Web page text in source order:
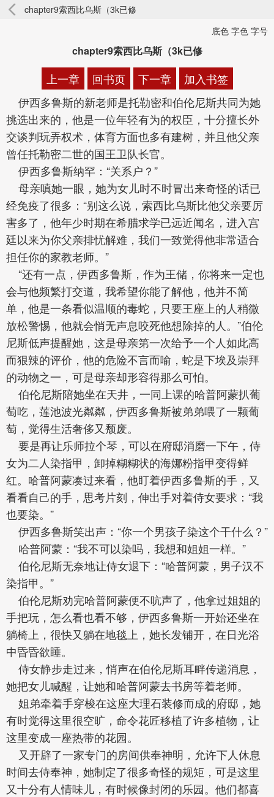
chapter9索西比乌斯（3k已修
底色 字色 字号
chapter9索西比乌斯（3k已修
上一章 回书页 下一章
加入书签
伊西多鲁斯的新老师是托勒密和伯伦尼斯共同为她
挑选出来的，他是一位年轻有为的权臣，十分擅长外
交谈判玩弄权术，体育方面也多有建树，并且他父亲
曾任托勒密二世的国王卫队长官。
伊西多鲁斯纳罕：“关系户？”
母亲嗔她一眼，她为女儿时不时冒出来奇怪的话已
经免疫了很多：“别这么说，索西比乌斯比他父亲要厉
害多了，他年少时期在希腊求学已远近闻名，进入宫
廷以来为你父亲排忧解难，我们一致觉得他非常适合
担任你的家教老师。”
“还有一点，伊西多鲁斯，作为王储，你将来一定也
会与他频繁打交道，我希望你能了解他，他并不简
单，他是一条看似温顺的毒蛇，只要王座上的人稍微
放松警惕，他就会悄无声息咬死他想除掉的人。”伯伦
尼斯低声提醒她，这是母亲第一次给予一个人如此高
而狠辣的评价，他的危险不言而喻，蛇是下埃及崇拜
的动物之一，可是母亲却形容得那么可怕。
伯伦尼斯陪她坐在天井，一同上课的哈普阿蒙扒葡
萄吃，莲池波光粼粼，伊西多鲁斯被弟弟喂了一颗葡
萄，觉得生活奢侈又颓废。
要是再让乐师拉个琴，可以在府邸消磨一下午，侍
女为二人染指甲，卸掉糊糊状的海娜粉指甲变得鲜
红。哈普阿蒙凑过来看，他盯着伊西多鲁斯的手，又
看看自己的手，思考片刻，伸出手对着侍女要求：“我
也要染。”
伊西多鲁斯笑出声：“你一个男孩子染这个干什么？”
哈普阿蒙：“我不可以染吗，我想和姐姐一样。”
伯伦尼斯无奈地让侍女退下：“哈普阿蒙，男子汉不
染指甲。”
伯伦尼斯劝完哈普阿蒙便不吭声了，他拿过姐姐的
手把玩，怎么看也看不够，伊西多鲁斯一开始还坐在
躺椅上，很快又躺在地毯上，她长发铺开，在日光浴
中昏昏欲睡。
侍女静步走过来，悄声在伯伦尼斯耳畔传递消息，
她把女儿喊醒，让她和哈普阿蒙去书房等着老师。
姐弟牵着手穿梭在这座大理石装修而成的府邸，她
有时觉得这里很空旷，命令花匠移植了许多植物，让
这里变成一座热带的花园。
又开辟了一家专门的房间供奉神明，允许下人休息
时间去侍奉神，她制定了很多奇怪的规矩，可是这里
又十分有人情味儿，有时候像封闭的乐园。他们都喜